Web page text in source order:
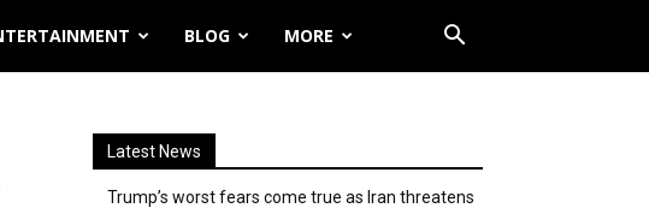
BLOG MORE
Latest News
Trump’s worst fears come true as Iran threatens